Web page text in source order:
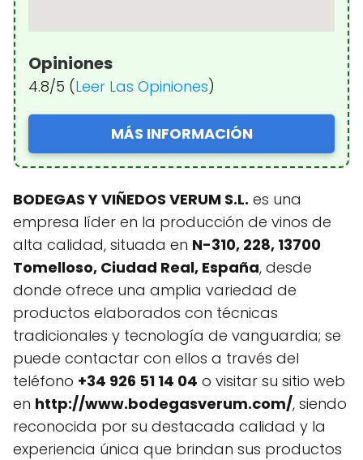
Opiniones
4.8/5 (Leer Las Opiniones)
MÁS INFORMACIÓN
BODEGAS Y VIÑEDOS VERUM S.L. es una
empresa líder en la producción de vinos de
alta calidad, situada en N-310, 228, 13700
Tomelloso, Ciudad Real, España, desde
donde ofrece una amplia variedad de
productos elaborados con técnicas
tradicionales y tecnología de vanguardia; se
puede contactar con ellos a través del
teléfono +34 926 51 14 04 o visitar su sitio web
en http://www.bodegasverum.com/, siendo
reconocida por su destacada calidad y la
experiencia única que brindan sus productos